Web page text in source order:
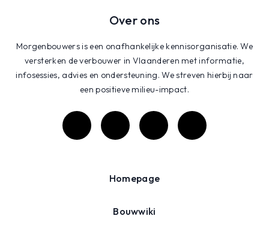
Over ons
Morgenbouwers is een onafhankelijke kennisorganisatie. We
versterken de verbouwer in Vlaanderen met informatie,
infosessies, advies en ondersteuning. We streven hierbij naar
een positieve milieu-impact.
Homepage
Bouwwiki